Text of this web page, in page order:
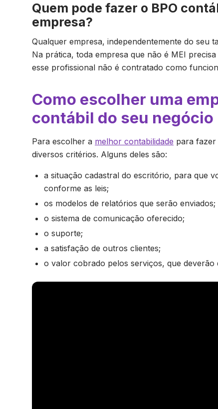
Quem pode fazer o BPO
empresa?
Qualquer empresa, independentemente do seu
Na prática, toda empresa que não é MEI
esse profissional não é contratado como
Como escolher uma
contábil do seu negócio
Para escolher a melhor contabilidade para fazer
diversos critérios. Alguns deles são:
a situação cadastral do escritório, para que
conforme as leis;
os modelos de relatórios que serão enviados;
o sistema de comunicação oferecido;
o suporte;
a satisfação de outros clientes;
o valor cobrado pelos serviços, que